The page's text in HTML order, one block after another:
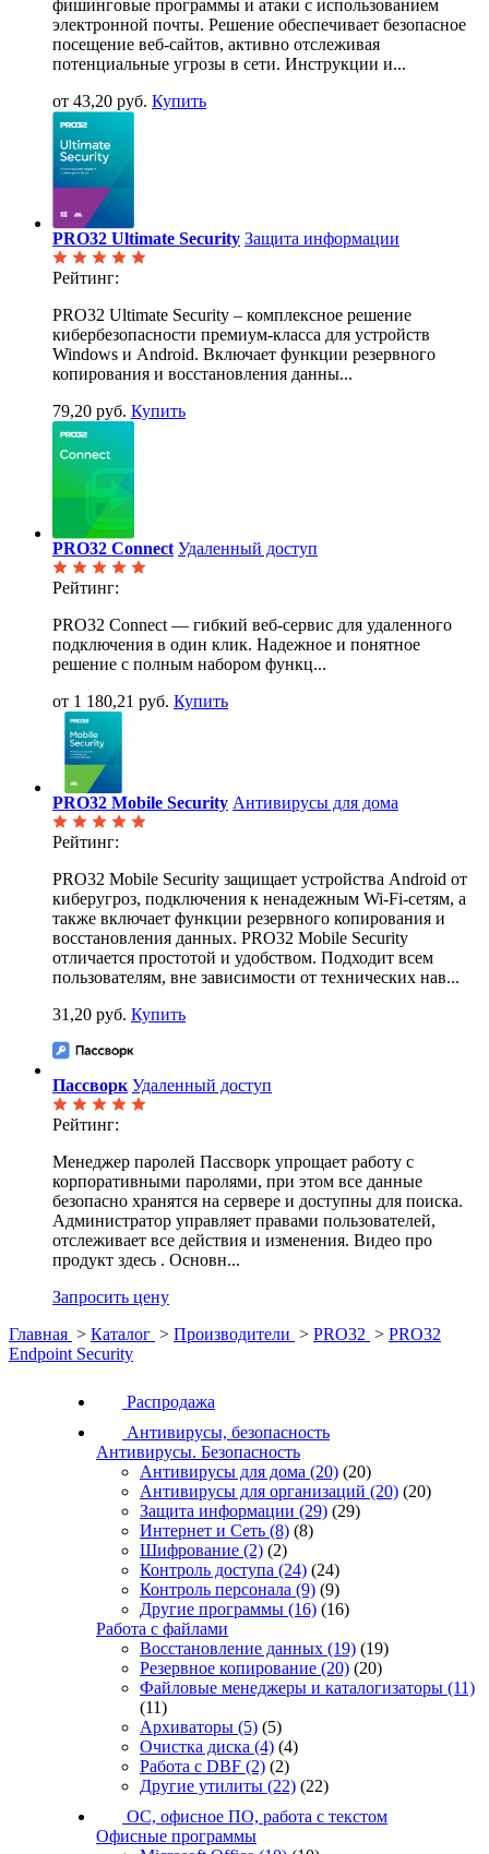
фишинговые программы и атаки с использованием
электронной почты. Решение обеспечивает безопасное
посещение веб-сайтов, активно отслеживая
потенциальные угрозы в сети. Инструкции и...
от 43,20 руб. Купить
PRO32 Ultimate Security Защита информации
Рейтинг:
PRO32 Ultimate Security – комплексное решение
кибербезопасности премиум-класса для устройств
Windows и Android. Включает функции резервного
копирования и восстановления данны...
79,20 руб. Купить
PRO32 Connect Удаленный доступ
Рейтинг:
PRO32 Connect — гибкий веб-сервис для удаленного
подключения в один клик. Надежное и понятное
решение с полным набором функц...
от 1 180,21 руб. Купить
PRO32 Mobile Security Антивирусы для дома
Рейтинг:
PRO32 Mobile Security защищает устройства Android от
киберугроз, подключения к ненадежным Wi-Fi-сетям, а
также включает функции резервного копирования и
восстановления данных. PRO32 Mobile Security
отличается простотой и удобством. Подходит всем
пользователям, вне зависимости от технических нав...
31,20 руб. Купить
Пассворк Удаленный доступ
Рейтинг:
Менеджер паролей Пассворк упрощает работу с
корпоративными паролями, при этом все данные
безопасно хранятся на сервере и доступны для поиска.
Администратор управляет правами пользователей,
отслеживает все действия и изменения. Видео про
продукт здесь . Основн...
Запросить цену
Главная > Каталог > Производители > PRO32 > PRO32
Endpoint Security
Распродажа
Антивирусы, безопасность
Антивирусы. Безопасность
Антивирусы для дома (20) (20)
Антивирусы для организаций (20) (20)
Защита информации (29) (29)
Интернет и Сеть (8) (8)
Шифрование (2) (2)
Контроль доступа (24) (24)
Контроль персонала (9) (9)
Другие программы (16) (16)
Работа с файлами
Восстановление данных (19) (19)
Резервное копирование (20) (20)
Файловые менеджеры и каталогизаторы (11)
(11)
Архиваторы (5) (5)
Очистка диска (4) (4)
Работа с DBF (2) (2)
Другие утилиты (22) (22)
ОС, офисное ПО, работа с текстом
Офисные программы